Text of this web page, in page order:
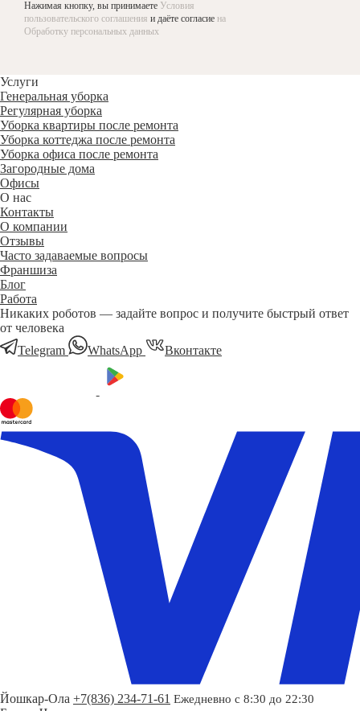
Нажимая кнопку, вы принимаете Условия
пользовательского соглашения и даёте согласие на
Обработку персональных данных
Услуги
Генеральная уборка
Регулярная уборка
Уборка квартиры после ремонта
Уборка коттеджа после ремонта
Уборка офиса после ремонта
Загородные дома
Офисы
О нас
Контакты
О компании
Отзывы
Часто задаваемые вопросы
Франшиза
Блог
Работа
Никаких роботов — задайте вопрос и получите быстрый ответ
от человека
Telegram
WhatsApp Вконтакте
Йошкар-Ола +7(836) 234-71-61 Ежедневно с 8:30 до 22:30